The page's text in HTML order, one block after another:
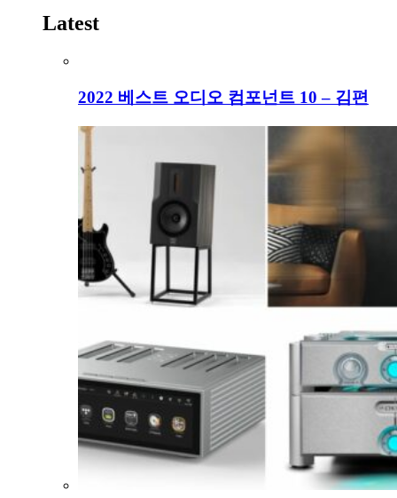
Latest
2022 베스트 오디오 컴포넌트 10 – 김편